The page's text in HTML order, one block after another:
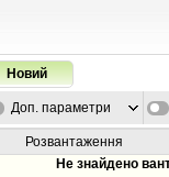
Новий
Доп. параметри
Розвантаження
Не знайдено